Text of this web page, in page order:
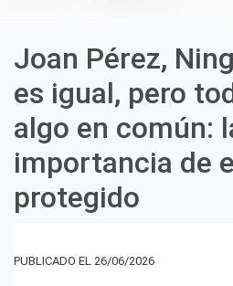
Joan Pérez,
es igual, pero
algo en común:
importancia de
protegido
26/06/2026